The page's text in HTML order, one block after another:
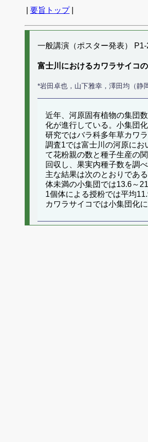
要旨トップ|
一般講演（ポスター発表）
富士川におけるカワラサイコ
*岩田卓也，山下雅幸，澤田均（静
近年、河原固有植物の集団
化が進行している。小集団
研究ではバラ科多年草カワ
調査1では富士川の河原に
て花粉親の数と種子生産の
回収し、果実内種子数を調
主な結果は次のとおりであ
体未満の小集団では13.6～
1個体による授粉では平均
カワラサイコでは小集団化